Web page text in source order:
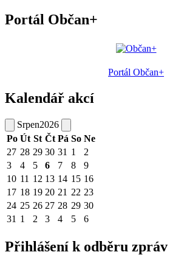
Portál Občan+
Portál Občan+
Kalendář akcí
Srpen2026
Po Út St Čt Pá So Ne
27 28 29 30 31 1
2
3
4 5 6 7 8
9
10 11 12 13 14 15 16
17 18 19 20 21 22 23
24 25 26 27 28 29 30
31 1 2 3 4 5 6
Přihlášení k odběru zpráv